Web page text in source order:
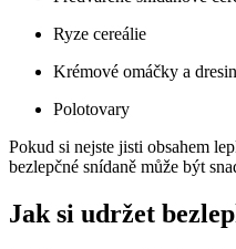
Ryze cereálie
Krémové omáčky a
Polotovary
Pokud si nejste jisti obsahem
bezlepčné snídaně může být
Jak si udržet